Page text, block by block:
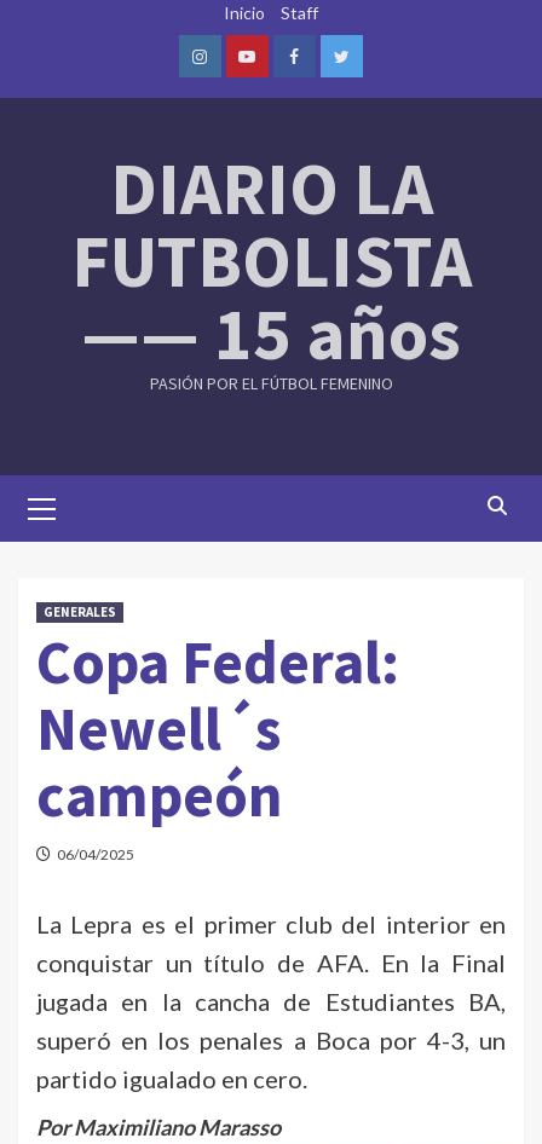
Inicio Staff
InstagramYoutubeFacebookTwitter
DIARIO LA
FUTBOLISTA
—— 15 años
PASIÓN POR EL FÚTBOL FEMENINO
Menu
GENERALES
Copa Federal:
Newell´s
campeón
06/04/2025
La Lepra es el primer club del interior en
conquistar un título de AFA. En la Final
jugada en la cancha de Estudiantes BA,
superó en los penales a Boca por 4-3, un
partido igualado en cero.
Por Maximiliano Marasso